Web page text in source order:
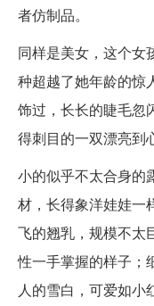
者仿制品。
同样是美女，这个女
种超越了她年龄的惊
饰过，长长的睫毛忽
得刺目的一双漂亮到
小的似乎不太合身的
材，长得象洋娃娃一
飞的翘乳，规模不太
性一手掌握的样子；
人的雪白，可爱如小